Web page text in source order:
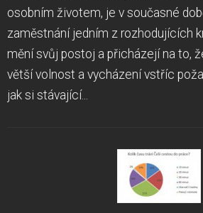
osobním životem, je v současné
zaměstnání jedním z rozhodujících
mění svůj postoj a přicházejí na to,
větší volnost a vycházení vstříc
jak si stávající...